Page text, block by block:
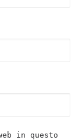
in questo